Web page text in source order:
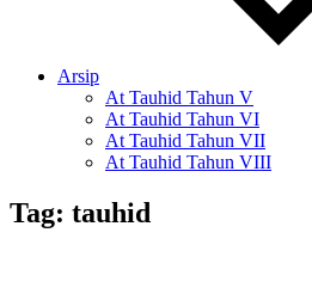
Arsip
At Tauhid Tahun V
At Tauhid Tahun VI
At Tauhid Tahun VII
At Tauhid Tahun VIII
Tag: tauhid